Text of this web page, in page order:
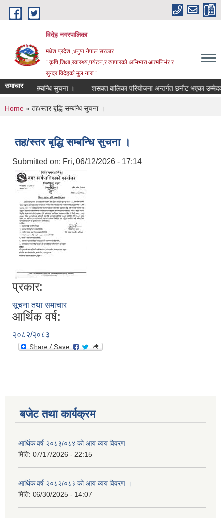
Skip to main content
विदेह नगरपालिका
मधेश प्रदेश ,धनुषा नेपाल सरकार
“ कृषि,शिक्षा,स्वास्थ्य,पर्यटन,र व्यापारको अभिभारा आत्मनिर्भर र
सुन्दर विदेहको मुल नारा ”
समाचार
स्तर बृद्धि सम्बन्धि सुचना । शसक्त बालिका परियोजना अन्तर्गत छनौट भएका
You are here
Home » तह/स्तर बृद्धि सम्बन्धि सुचना ।
तह/स्तर बृद्धि सम्बन्धि सुचना ।
Submitted on: Fri, 06/12/2026 - 17:14
प्रकार:
सूचना तथा समाचार
आर्थिक वर्ष:
२०८२/२०८३
बजेट तथा कार्यक्रम
आर्थिक वर्ष २०८३/०८४ को आय व्यय विवरण
मिति: 07/17/2026 - 22:15
आर्थिक वर्ष २०८२/०८३ को आय व्यय विवरण ।
मिति: 06/30/2025 - 14:07